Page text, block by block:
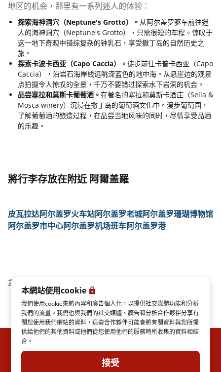
本網站使用cookie
我們使用cookie來將內容和廣告個人化，以提供社交媒體功能和分析
我們的流量。我們也與我們的社交媒體、廣告和分析合作夥伴分享有
關您使用我們網站的資料，這些合作夥伴可能會將有關資料與您所提
供給他們的其他資料或他們從您使用他們的服務時所收集的資料相結
合。
接受
地区的机会，那里有一系列迷人的体验：
探索海神洞穴（Neptune's Grotto）。 从阿尔盖罗驱车前往迷
人的海神洞穴（Neptune's Grotto），只需很短的车程。惊叹于
这一地下奇观中错综复杂的钟乳石，享受撒丁岛的自然历史之
旅。
探索卡波卡西亚（Capo Caccia）。 徒步前往卡普卡西亚（Capo
Caccia），沿岩石海岸线远眺深蓝色的地中海。从悬崖边的观景
点拍摄令人惊叹的全景，千万不要错过探索水下岩洞的机会。
品尝塞拉和莫斯卡葡萄酒。 在著名的塞拉和莫斯卡酒庄（Sella &
Mosca winery）沉浸在撒丁岛的葡萄酒文化中。漫步葡萄园，
了解葡萄酒的酿造过程，在品尝当地风味的同时，尽情享受品酒
的乐趣。
將行李存放在附近 阿爾盖羅
皮瓦拉达阿尔盖罗火车站阿尔盖罗老城阿尔盖罗珊瑚博物馆
阿尔盖罗市中心阿尔盖罗机场班车阿尔盖罗港
ITALO實時
ITALO S.P.A.